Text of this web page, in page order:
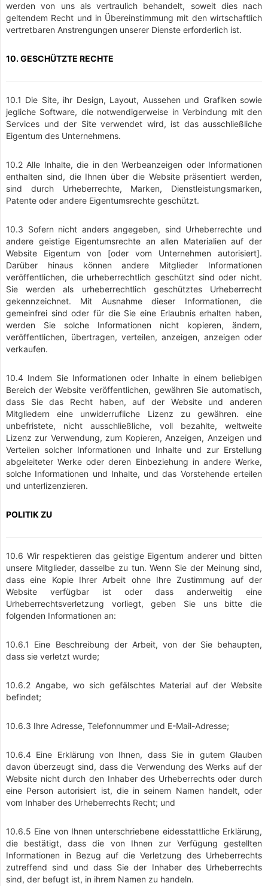
werden von uns als vertraulich behandelt, soweit dies nach
geltendem Recht und in Übereinstimmung mit den wirtschaftlich
vertretbaren Anstrengungen unserer Dienste erforderlich ist.
10. GESCHÜTZTE RECHTE
10.1 Die Site, ihr Design, Layout, Aussehen und Grafiken sowie
jegliche Software, die notwendigerweise in Verbindung mit den
Services und der Site verwendet wird, ist das ausschließliche
Eigentum des Unternehmens.
10.2 Alle Inhalte, die in den Werbeanzeigen oder Informationen
enthalten sind, die Ihnen über die Website präsentiert werden,
sind durch Urheberrechte, Marken, Dienstleistungsmarken,
Patente oder andere Eigentumsrechte geschützt.
10.3 Sofern nicht anders angegeben, sind Urheberrechte und
andere geistige Eigentumsrechte an allen Materialien auf der
Website Eigentum von [oder vom Unternehmen autorisiert].
Darüber hinaus können andere Mitglieder Informationen
veröffentlichen, die urheberrechtlich geschützt sind oder nicht.
Sie werden als urheberrechtlich geschütztes Urheberrecht
gekennzeichnet. Mit Ausnahme dieser Informationen, die
gemeinfrei sind oder für die Sie eine Erlaubnis erhalten haben,
werden Sie solche Informationen nicht kopieren, ändern,
veröffentlichen, übertragen, verteilen, anzeigen, anzeigen oder
verkaufen.
10.4 Indem Sie Informationen oder Inhalte in einem beliebigen
Bereich der Website veröffentlichen, gewähren Sie automatisch,
dass Sie das Recht haben, auf der Website und anderen
Mitgliedern eine unwiderrufliche Lizenz zu gewähren. eine
unbefristete, nicht ausschließliche, voll bezahlte, weltweite
Lizenz zur Verwendung, zum Kopieren, Anzeigen, Anzeigen und
Verteilen solcher Informationen und Inhalte und zur Erstellung
abgeleiteter Werke oder deren Einbeziehung in andere Werke,
solche Informationen und Inhalte, und das Vorstehende erteilen
und unterlizenzieren.
POLITIK ZU
10.6 Wir respektieren das geistige Eigentum anderer und bitten
unsere Mitglieder, dasselbe zu tun. Wenn Sie der Meinung sind,
dass eine Kopie Ihrer Arbeit ohne Ihre Zustimmung auf der
Website verfügbar ist oder dass anderweitig eine
Urheberrechtsverletzung vorliegt, geben Sie uns bitte die
folgenden Informationen an:
10.6.1 Eine Beschreibung der Arbeit, von der Sie behaupten,
dass sie verletzt wurde;
10.6.2 Angabe, wo sich gefälschtes Material auf der Website
befindet;
10.6.3 Ihre Adresse, Telefonnummer und E-Mail-Adresse;
10.6.4 Eine Erklärung von Ihnen, dass Sie in gutem Glauben
davon überzeugt sind, dass die Verwendung des Werks auf der
Website nicht durch den Inhaber des Urheberrechts oder durch
eine Person autorisiert ist, die in seinem Namen handelt, oder
vom Inhaber des Urheberrechts Recht; und
10.6.5 Eine von Ihnen unterschriebene eidesstattliche Erklärung,
die bestätigt, dass die von Ihnen zur Verfügung gestellten
Informationen in Bezug auf die Verletzung des Urheberrechts
zutreffend sind und dass Sie der Inhaber des Urheberrechts
sind, der befugt ist, in ihrem Namen zu handeln.